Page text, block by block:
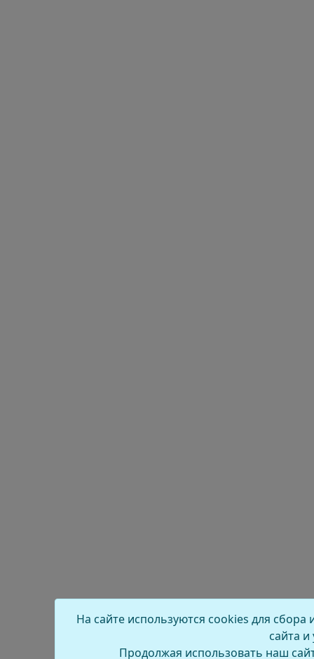
На сайте используются cookies для
сайта и
Продолжая использовать наш